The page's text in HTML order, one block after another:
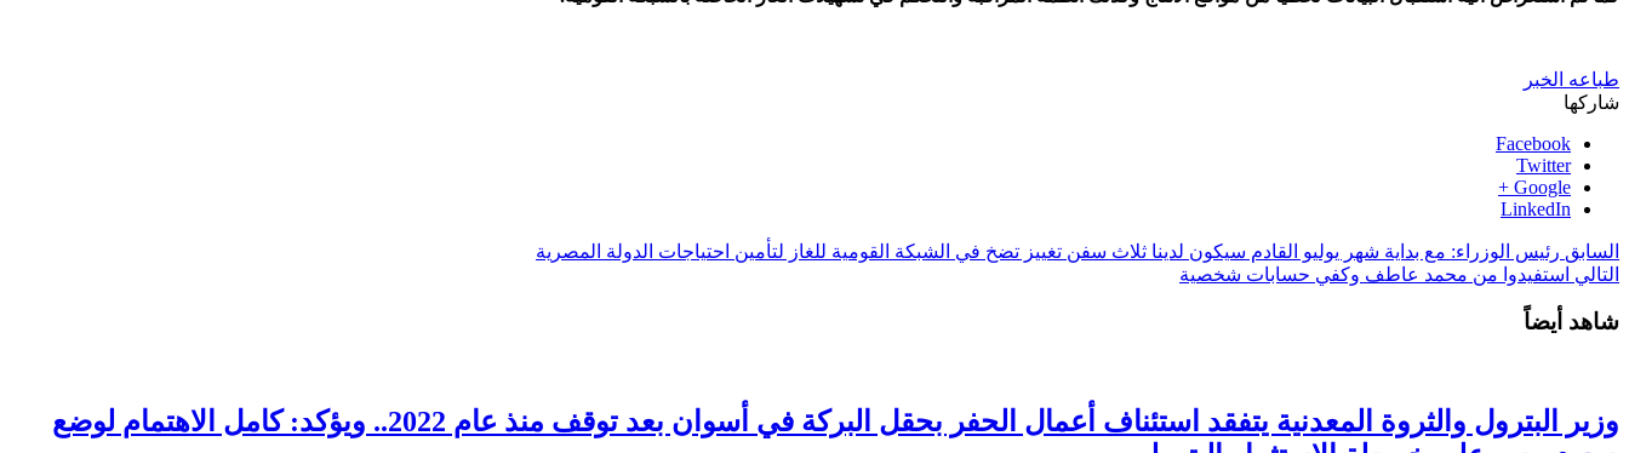
طباعه الخبر
شاركها
Facebook
Twitter
Google +
LinkedIn
السابق رئيس الوزراء: مع بداية شهر يوليو القادم سيكون لدينا ثلاث سفن تغييز تضخ في الشبكة القومية للغاز لتأمين احتياجات الدولة المصرية
التالي استفيدوا من محمد عاطف وكفي حسابات شخصية
شاهد أيضاً
وزير البترول والثروة المعدنية يتفقد استئناف أعمال الحفر بحقل البركة في أسوان بعد توقف منذ عام 2022.. ويؤكد: كامل الاهتمام لوضع